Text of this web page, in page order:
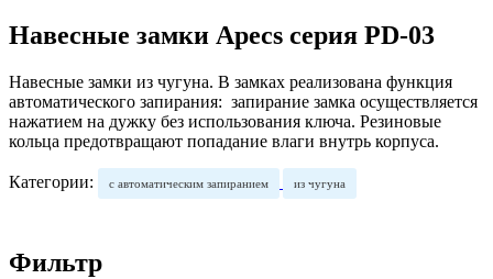
Навесные замки Apecs серия PD-03
Навесные замки из чугуна. В замках реализована функция
автоматического запирания: запирание замка осуществляется
нажатием на дужку без использования ключа. Резиновые
кольца предотвращают попадание влаги внутрь корпуса.
Категории: с автоматическим запиранием из чугуна
Фильтр